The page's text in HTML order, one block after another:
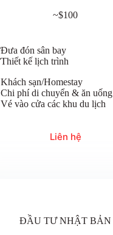
~$100
Đưa đón sân bay
Thiết kế lịch trình
Khách sạn/Homestay
Chi phí di chuyển & ăn uống
Vé vào cửa các khu du lịch
Liên hệ
ĐẦU TƯ NHẬT BẢN